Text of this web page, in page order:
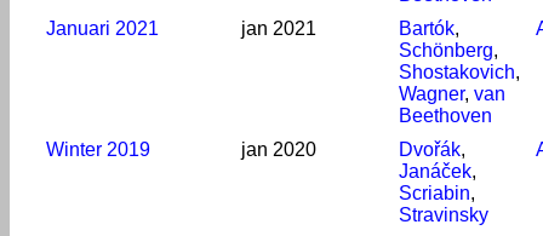
Januari 2021 jan 2021 Bartók,
Schönberg,
Shostakovich,
Wagner, van
Beethoven
Winter 2019 jan 2020 Dvořák,
Janáček,
Scriabin,
Stravinsky